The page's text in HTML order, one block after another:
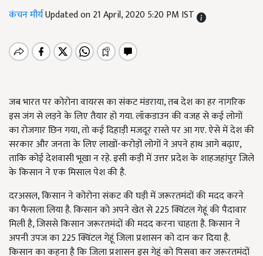
कंचन मौर्यUpdated on 21 April, 2020 5:20 PM IST
जब भारत पर कोरोना वायरस का संकट मंडराया, तब देश का हर नागरिक
इस जंग से लड़ने के लिए तैयार हो गया. लॉकडाउन की वजह से कई लोगों
का रोजगार छिन गया, तो कई दिहाड़ी मजदूर रास्ते पर आ गए. ऐसे में देश की
सरकार और जनता के लिए लाखों-करोड़ों लोगों ने अपने हाथ आगे बढ़ाए,
ताकि कोई देशवासी भूखा न रहे. इसी कड़ी में उत्तर प्रदेश के शाहजहांपुर जिले
के किसान ने एक मिसाल पेश की है.
दरअसल, किसान ने कोरोना संकट की घड़ी में जरूरतमंदों की मदद करने
का फैसला लिया है. किसान को अपने खेत से 225 क्विंटल गेहूं की पैदावार
मिली है, जिससे किसान जरूरतमंदों की मदद करना चाहता है. किसान ने
अपनी उपज का 225 क्विंटल गेहूं जिला प्रशासन को दान कर दिया है.
किसान का कहना है कि जिला प्रशासन इस गेहूं को पिसवा कर जरूरतमंदों